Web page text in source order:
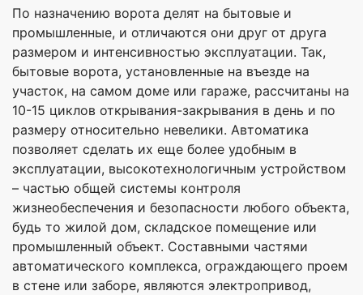
По назначению ворота делят на бытовые и
промышленные, и отличаются они друг от друга
размером и интенсивностью эксплуатации. Так,
бытовые ворота, установленные на въезде на
участок, на самом доме или гараже, рассчитаны на
10-15 циклов открывания-закрывания в день и по
размеру относительно невелики. Автоматика
позволяет сделать их еще более удобным в
эксплуатации, высокотехнологичным устройством
– частью общей системы контроля
жизнеобеспечения и безопасности любого объекта,
будь то жилой дом, складское помещение или
промышленный объект. Составными частями
автоматического комплекса, ограждающего проем
в стене или заборе, являются электропривод,